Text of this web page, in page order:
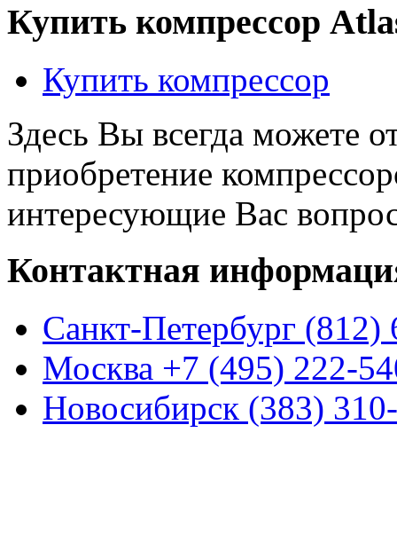
Купить компрессор
Купить компресcор
Здесь Вы всегда можете
приобретение
интересующие Вас
Контактная
Санкт-Петербург (812)
Москва +7 (495) 222-
Новосибирск (383)